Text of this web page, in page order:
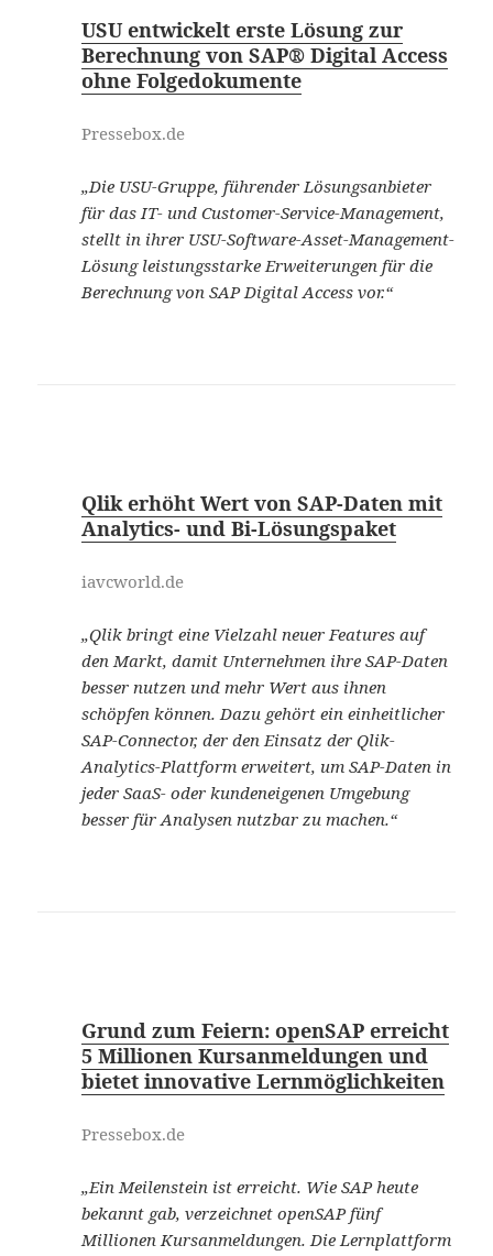
USU entwickelt erste Lösung zur
Berechnung von SAP® Digital Access
ohne Folgedokumente
Pressebox.de
„Die USU-Gruppe, führender Lösungsanbieter
für das IT- und Customer-Service-Management,
stellt in ihrer USU-Software-Asset-Management-
Lösung leistungsstarke Erweiterungen für die
Berechnung von SAP Digital Access vor.“
Qlik erhöht Wert von SAP-Daten mit
Analytics- und Bi-Lösungspaket
iavcworld.de
„Qlik bringt eine Vielzahl neuer Features auf
den Markt, damit Unternehmen ihre SAP-Daten
besser nutzen und mehr Wert aus ihnen
schöpfen können. Dazu gehört ein einheitlicher
SAP-Connector, der den Einsatz der Qlik-
Analytics-Plattform erweitert, um SAP-Daten in
jeder SaaS- oder kundeneigenen Umgebung
besser für Analysen nutzbar zu machen.“
Grund zum Feiern: openSAP erreicht
5 Millionen Kursanmeldungen und
bietet innovative Lernmöglichkeiten
Pressebox.de
„Ein Meilenstein ist erreicht. Wie SAP heute
bekannt gab, verzeichnet openSAP fünf
Millionen Kursanmeldungen. Die Lernplattform